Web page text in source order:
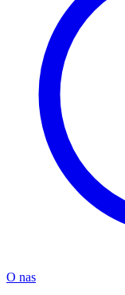
O nas